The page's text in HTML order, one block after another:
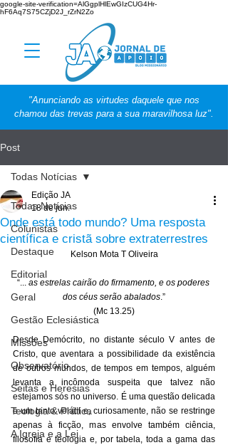
google-site-verification=AlGgplHlEwGIzCUG4Hr-
hF6Aq7S75CZjD2J_rZrN2Zo
"Anunciando as virtudes daquele que nos
chamou das trevas para a sua maravilhosa luz".
Post
Todas Notícias
Colunistas
Destaque
Editorial
Geral
Gestão Eclesiástica
Missões
Observatório
Seitas e Heresias
Teologia & Prática
A Igreja e a Lei
Todas Notícias
Onde está todo mundo? Uma resposta
científica e cristã sobre extraterrestres
Edição JA
18 de jun.
Kelson Mota T Oliveira
“... as estrelas cairão do firmamento, e os poderes
dos céus serão abalados.”
(Mc 13.25)
Desde Demócrito, no distante século V antes de
Cristo, que aventara a possibilidade da existência
de outros mundos, de tempos em tempos, alguém
levanta a incômoda suspeita que talvez não
estejamos sós no universo. É uma questão delicada
e um tanto volátil e, curiosamente, não se restringe
apenas à ficção, mas envolve também ciência,
filosofia e teologia e, por tabela, toda a gama das